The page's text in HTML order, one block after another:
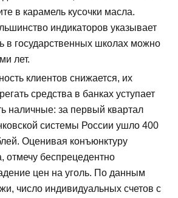
в карамель кусочки масла.
индикаторов указывает
в государственных школах можно
лет.
клиентов снижается, их
средства в банках уступает
наличные: за первый квартал
системы России ушло 400
Оценивая конъюнктуру
отмечу беспрецедентно
цен на уголь. По данным
число индивидуальных счетов с